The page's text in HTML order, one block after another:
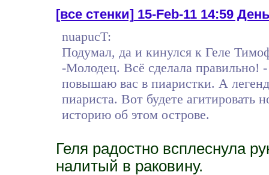
[все стенки]15-Feb-11 14:59
nuapucT:
Подумал, да и кинулся к Геле
-Молодец. Всё сделала правильно!
повышаю вас в пиаристки. А
пиариста. Вот будете агитировать
историю об этом острове.
Геля радостно всплеснула
налитый в раковину.